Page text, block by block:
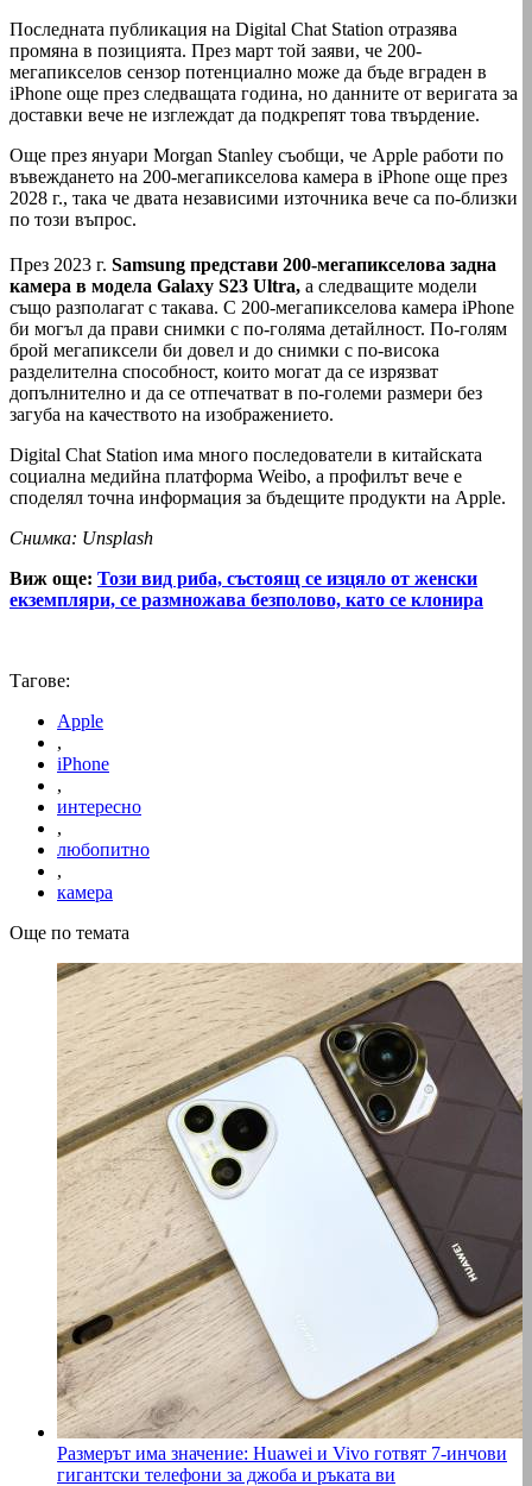
Последната публикация на Digital Chat Station отразява
промяна в позицията. През март той заяви, че 200-
мегапикселов сензор потенциално може да бъде вграден в
iPhone още през следващата година, но данните от веригата за
доставки вече не изглеждат да подкрепят това твърдение.
Още през януари Morgan Stanley съобщи, че Apple работи по
въвеждането на 200-мегапикселова камера в iPhone още през
2028 г., така че двата независими източника вече са по-близки
по този въпрос.
През 2023 г. Samsung представи 200-мегапикселова задна
камера в модела Galaxy S23 Ultra, а следващите модели
също разполагат с такава. С 200-мегапикселова камера iPhone
би могъл да прави снимки с по-голяма детайлност. По-голям
брой мегапиксели би довел и до снимки с по-висока
разделителна способност, които могат да се изрязват
допълнително и да се отпечатват в по-големи размери без
загуба на качеството на изображението.
Digital Chat Station има много последователи в китайската
социална медийна платформа Weibo, а профилът вече е
споделял точна информация за бъдещите продукти на Apple.
Снимка: Unsplash
Виж още: Този вид риба, състоящ се изцяло от женски
екземпляри, се размножава безполово, като се клонира
Тагове:
Apple
,
iPhone
,
интересно
,
любопитно
,
камера
Още по темата
Размерът има значение: Huawei и Vivo готвят 7-инчови
гигантски телефони за джоба и ръката ви